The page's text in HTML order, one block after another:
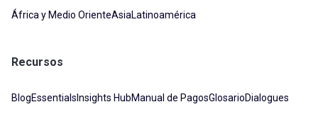
África y Medio OrienteAsiaLatinoamérica
Recursos
BlogEssentialsInsights HubManual de PagosGlosarioDialogues